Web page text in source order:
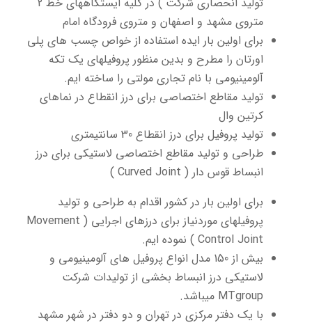
متروی مشهد و اصفهان و متروی فرودگاه امام
برای اولین بار ایده استفاده از خواص چسب های پلی
اورتان را مطرح و بدین منظور پروفیلهای یک تکه
آلومینیومی با نام تجاری مولتی را ساخته ایم.
تولید مقاطع اختصاصی برای درز انقطاع در نماهای
کرتین وال
تولید پروفیل برای درز انقطاع 30 سانتیمتری
طراحی و تولید مقاطع اختصاصی لاستیکی برای درز
انبساط قوس دار ( Curved Joint )
برای اولین بار در کشور اقدام به طراحی و تولید
پروفیلهای موردنیاز برای درزهای اجرایی ( Movement
Control Joint ) نموده ایم.
بیش از 150 مدل انواع پروفیل های آلومینیومی و
لاستیکی درز انبساط بخشی از تولیدات شرکت
MTgroup میباشد.
با یک دفتر مرکزی در تهران و دو دفتر در شهر مشهد